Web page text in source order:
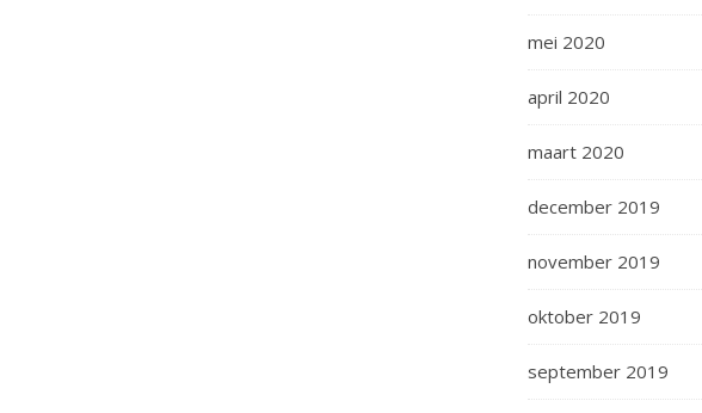
mei 2020
april 2020
maart 2020
december 2019
november 2019
oktober 2019
september 2019